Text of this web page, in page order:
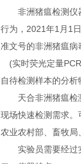
非洲猪瘟检测仪器
行为，2021年1月1
准文号的非洲猪瘟病
(实时荧光定量
自待检测样本的分析
天合非洲猪瘟检测
现场快速检测需求。
农业农村部、畜牧局
实验员需要经过实